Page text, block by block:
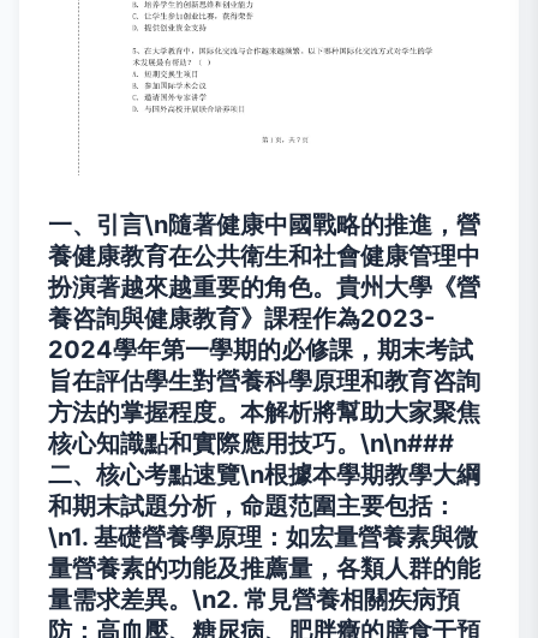
一、引言\n隨著健康中國戰略的推進，營
養健康教育在公共衛生和社會健康管理中
扮演著越來越重要的角色。貴州大學《營
養咨詢與健康教育》課程作為2023-
2024學年第一學期的必修課，期末考試
旨在評估學生對營養科學原理和教育咨詢
方法的掌握程度。本解析將幫助大家聚焦
核心知識點和實際應用技巧。\n\n###
二、核心考點速覽\n根據本學期教學大綱
和期末試題分析，命題范圍主要包括：
\n1. 基礎營養學原理 ：如宏量營養素與微
量營養素的功能及推薦量，各類人群的能
量需求差異。\n2. 常見營養相關疾病預
防：高血壓、糖尿病、肥胖癥的膳食干預